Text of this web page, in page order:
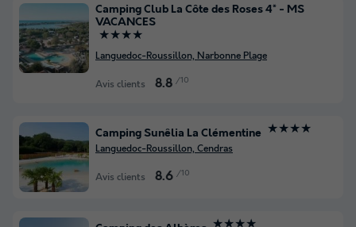
Camping Club La Côte des Roses 4* - MS
VACANCES
★★★★
Languedoc-Roussillon, Narbonne Plage
Avis clients 8.8 /10
Camping Sunêlia La Clémentine ★★★★
Languedoc-Roussillon, Cendras
Avis clients 8.6 /10
★★★★